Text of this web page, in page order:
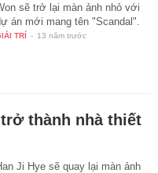
sẽ trở lại màn ảnh nhỏ với
án mới mang tên "Scandal".
TRÍ - 13 năm trước
thành nhà thiết
Ji Hye sẽ quay lại màn ảnh